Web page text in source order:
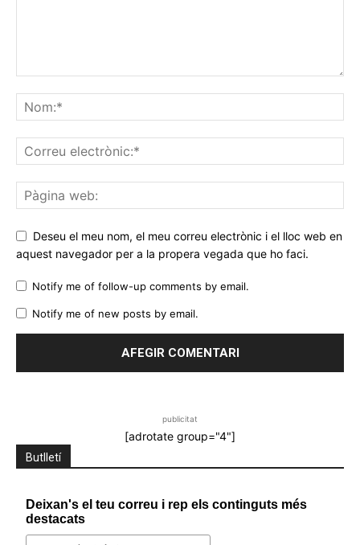
Deseu el meu nom, el meu correu electrònic i el lloc web en
aquest navegador per a la propera vegada que ho faci.
Notify me of follow-up comments by email.
Notify me of new posts by email.
publicitat
[adrotate group="4"]
Butlletí
Deixan's el teu correu i rep els continguts més
destacats